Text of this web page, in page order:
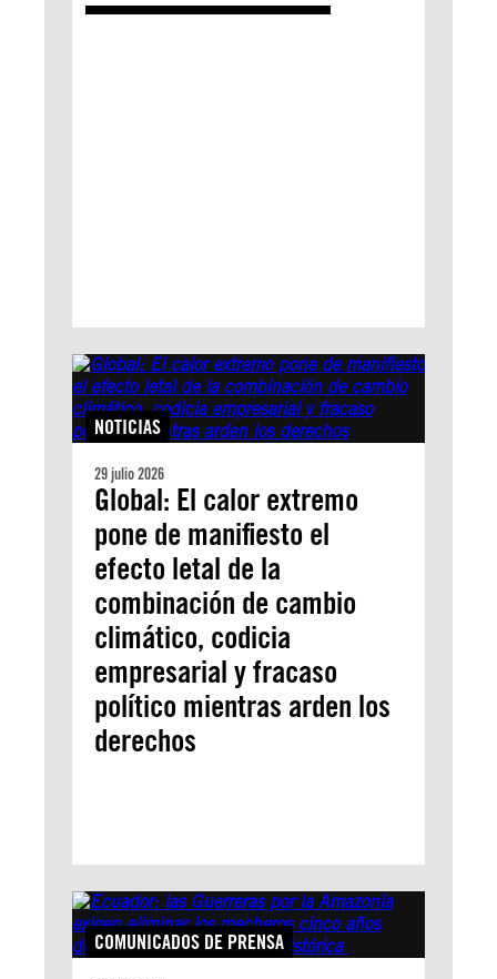
NOTICIAS
29 julio 2026
Global: El calor extremo
pone de manifiesto el
efecto letal de la
combinación de cambio
climático, codicia
empresarial y fracaso
político mientras arden los
derechos
COMUNICADOS DE PRENSA